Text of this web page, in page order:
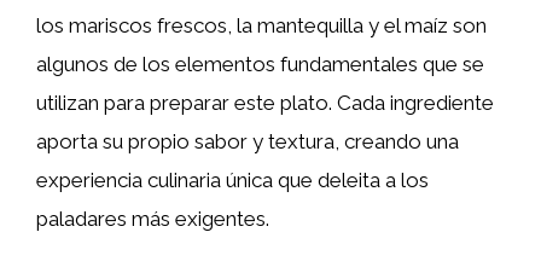
los mariscos frescos, la mantequilla y el maíz son
algunos de los elementos fundamentales que se
utilizan para preparar este plato. Cada ingrediente
aporta su propio sabor y textura, creando una
experiencia culinaria única que deleita a los
paladares más exigentes.